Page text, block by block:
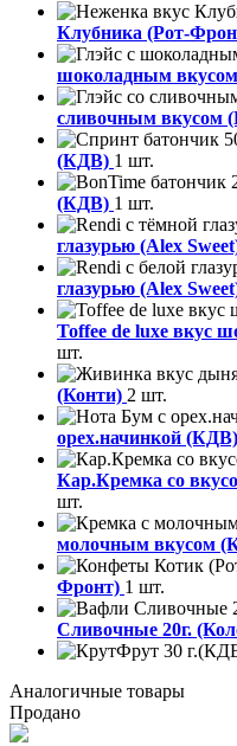
Клубника (Рот-
шоколадным
сливочным вкусом
(КДВ) 1 шт.
(КДВ) 1 шт.
глазурью (Alex
глазурью (Alex
Toffee de luxe вкус
шт.
(Конти) 2 шт.
орех.начинкой (КДВ)
Кар.Кремка со
шт.
молочным вкусом
Фронт) 1 шт.
Сливочные 20г.
Аналогичные товары
Продано